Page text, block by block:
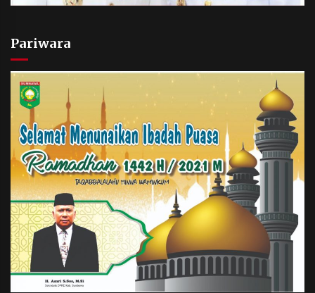
Pariwara